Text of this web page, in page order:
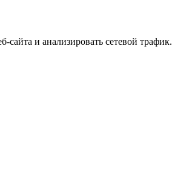
и анализировать сетевой трафик.